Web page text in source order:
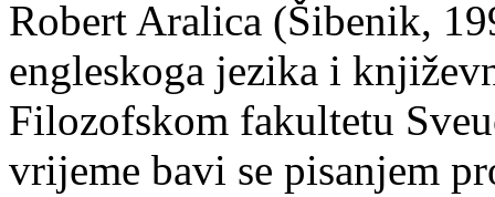
Robert Aralica (Šibenik,
engleskoga jezika i
Filozofskom fakultetu
vrijeme bavi se pisanjem